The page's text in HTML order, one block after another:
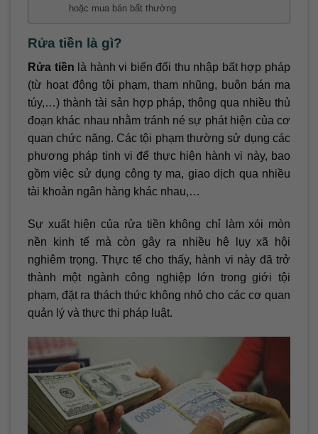
hoặc mua bán bất thường
Rửa tiền là gì?
Rửa tiền là hành vi biến đổi thu nhập bất hợp pháp
(từ hoạt động tội phạm, tham nhũng, buôn bán ma
túy,…) thành tài sản hợp pháp, thông qua nhiều thủ
đoạn khác nhau nhằm tránh né sự phát hiện của cơ
quan chức năng. Các tội phạm thường sử dụng các
phương pháp tinh vi để thực hiện hành vi này, bao
gồm việc sử dụng công ty ma, giao dịch qua nhiều
tài khoản ngân hàng khác nhau,…
Sự xuất hiện của rửa tiền không chỉ làm xói mòn
nền kinh tế mà còn gây ra nhiều hệ lụy xã hội
nghiêm trọng. Thực tế cho thấy, hành vi này đã trở
thành một ngành công nghiệp lớn trong giới tội
phạm, đặt ra thách thức không nhỏ cho các cơ quan
quản lý và thực thi pháp luật.